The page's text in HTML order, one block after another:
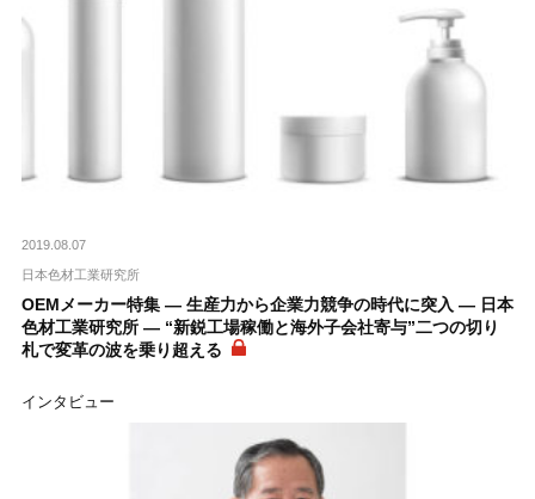
2019.08.07
日本色材工業研究所
OEMメーカー特集 ― 生産力から企業力競争の時代に突入 ― 日本
色材工業研究所 ― “新鋭工場稼働と海外子会社寄与”二つの切り
札で変革の波を乗り超える
インタビュー